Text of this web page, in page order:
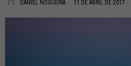
DANIEL NOGUEIRA 11 DE ABRIL DE 2017